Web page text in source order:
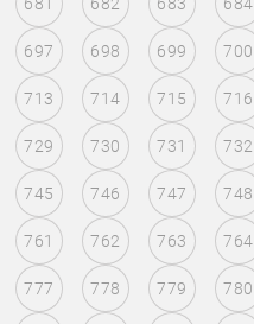
697 698 699 700
713 714 715 716
729 730 731 732
745 746 747 748
761 762 763 764
777 778 779 780